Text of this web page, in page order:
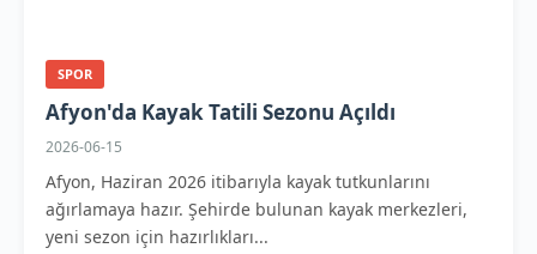
SPOR
Afyon'da Kayak Tatili Sezonu Açıldı
2026-06-15
Afyon, Haziran 2026 itibarıyla kayak tutkunlarını
ağırlamaya hazır. Şehirde bulunan kayak merkezleri,
yeni sezon için hazırlıkları...